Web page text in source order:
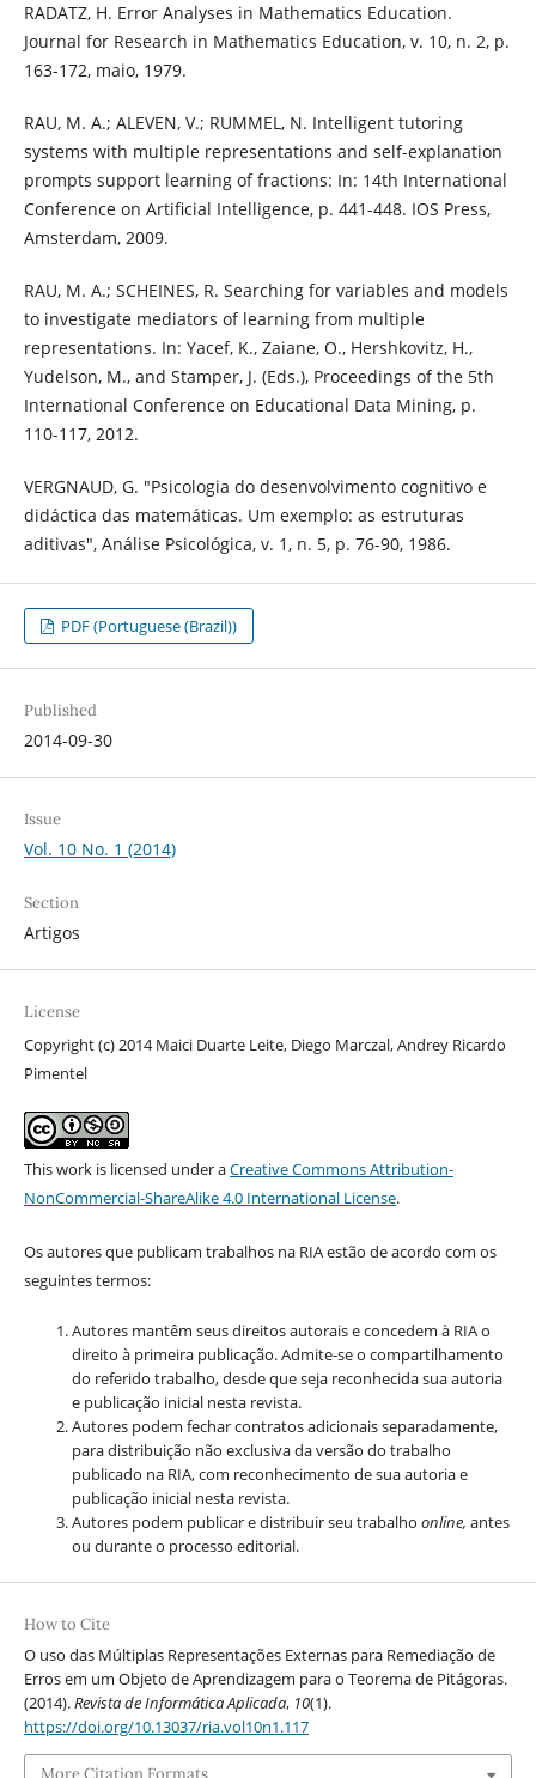
RADATZ, H. Error Analyses in Mathematics Education.
Journal for Research in Mathematics Education, v. 10, n. 2, p.
163-172, maio, 1979.
RAU, M. A.; ALEVEN, V.; RUMMEL, N. Intelligent tutoring
systems with multiple representations and self-explanation
prompts support learning of fractions: In: 14th International
Conference on Artificial Intelligence, p. 441-448. IOS Press,
Amsterdam, 2009.
RAU, M. A.; SCHEINES, R. Searching for variables and models
to investigate mediators of learning from multiple
representations. In: Yacef, K., Zaiane, O., Hershkovitz, H.,
Yudelson, M., and Stamper, J. (Eds.), Proceedings of the 5th
International Conference on Educational Data Mining, p.
110-117, 2012.
VERGNAUD, G. "Psicologia do desenvolvimento cognitivo e
didáctica das matemáticas. Um exemplo: as estruturas
aditivas", Análise Psicológica, v. 1, n. 5, p. 76-90, 1986.
PDF (Portuguese (Brazil))
Published
2014-09-30
Issue
Vol. 10 No. 1 (2014)
Section
Artigos
License
Copyright (c) 2014 Maici Duarte Leite, Diego Marczal, Andrey Ricardo
Pimentel
This work is licensed under aCreative Commons Attribution-
NonCommercial-ShareAlike 4.0 International License.
Os autores que publicam trabalhos na RIA estão de acordo com os
seguintes termos:
Autores mantêm seus direitos autorais e concedem à RIA o
direito à primeira publicação. Admite-se o compartilhamento
do referido trabalho, desde que seja reconhecida sua autoria
e publicação inicial nesta revista.
Autores podem fechar contratos adicionais separadamente,
para distribuição não exclusiva da versão do trabalho
publicado na RIA, com reconhecimento de sua autoria e
publicação inicial nesta revista.
Autores podem publicar e distribuir seu trabalho online, antes
ou durante o processo editorial.
How to Cite
O uso das Múltiplas Representações Externas para Remediação de
Erros em um Objeto de Aprendizagem para o Teorema de Pitágoras.
(2014).Revista de Informática Aplicada, 10(1).
https://doi.org/10.13037/ria.vol10n1.117
More Citation Formats